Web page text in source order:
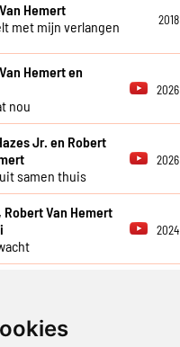
Hemert
met mijn verlangen
2018
Hemert en
nou
2026
Jr. en Robert
samen thuis
2026
Robert Van Hemert
2024